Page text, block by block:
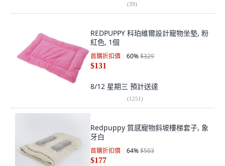
(39)
REDPUPPY 科珀維爾設計寵物坐墊, 粉
紅色, 1個
首購折扣價 60%$329
$131
8/12 星期三 預計送達
(1251)
Redpuppy 質感寵物斜坡樓梯套子, 象
牙白
首購折扣價 64%$503
$177